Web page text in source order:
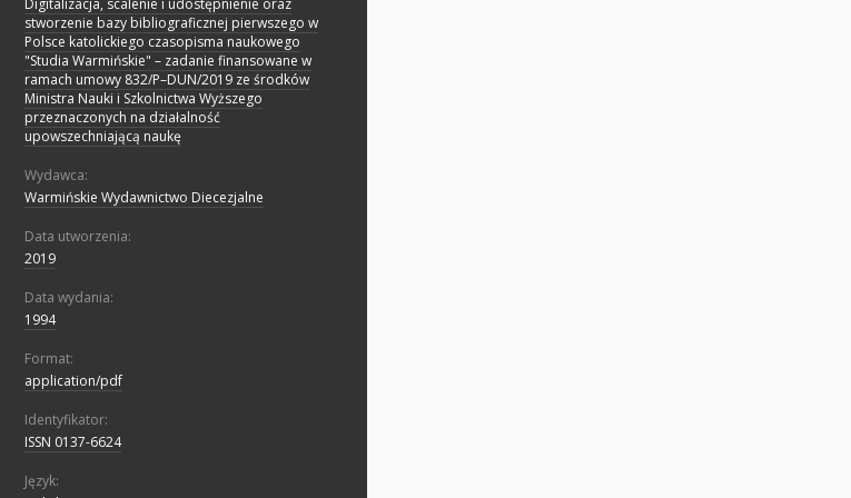
Digitalizacja, scalenie i udostępnienie oraz
stworzenie bazy bibliograficznej pierwszego w
Polsce katolickiego czasopisma naukowego
"Studia Warmińskie" – zadanie finansowane w
ramach umowy 832/P–DUN/2019 ze środków
Ministra Nauki i Szkolnictwa Wyższego
przeznaczonych na działalność
upowszechniającą naukę
Wydawca:
Warmińskie Wydawnictwo Diecezjalne
Data utworzenia:
2019
Data wydania:
1994
Format:
application/pdf
Identyfikator:
ISSN 0137-6624
Język: